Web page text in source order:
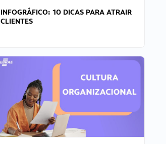
INFOGRÁFICO: 10 DICAS PARA ATRAIR
CLIENTES